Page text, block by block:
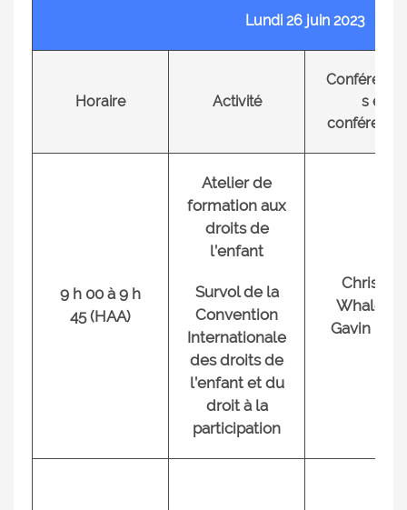
Lundi 26 juin 2023
Horaire Activité
s et
9 h 00 à 9 h
45 (HAA)
Atelier de
formation aux
droits de
l’enfant
Survol de la
Convention
Internationale
des droits de
l’enfant et du
droit à la
participation
Christian
Whalen
Gavin